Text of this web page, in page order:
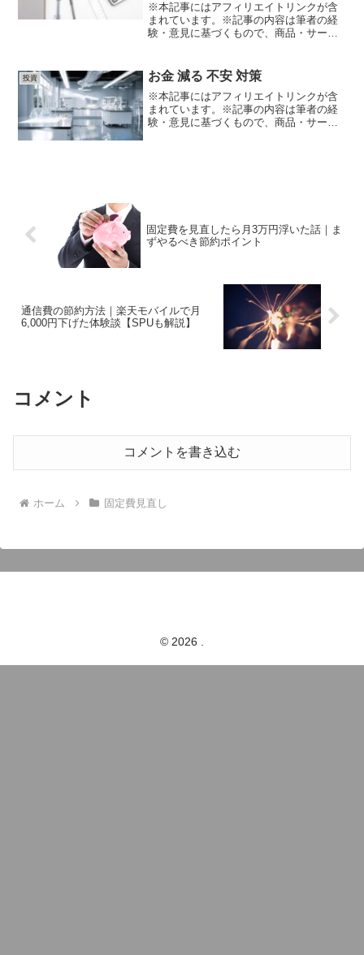
※本記事にはアフィリエイトリンクが含
まれています。※記事の内容は筆者の経
験・意見に基づくもので、商品・サービ
式情報・規約を必ず確認のうえ、自己責
任で行ってください。結論...
投資 お金 減る 不安 対策
※本記事にはアフィリエイトリンクが含
まれています。※記事の内容は筆者の経
験・意見に基づくもので、商品・サービ
固定費を見直したら月3万円浮いた話｜ま
ずやるべき節約ポイント
通信費の節約方法｜楽天モバイルで月
6,000円下げた体験談【SPUも解説】
コメント
コメントを書き込む
ホーム 固定費見直し
© 2026 .